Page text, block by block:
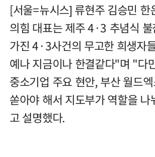
[서울=뉴시스] 류현주 김승민
의힘 대표는 제주 4·3 추념식
가진 4·3사건의 무고한 희생자
예나 지금이나 한결같다"며 "다
중소기업 주요 현안, 부산 월드
쏟아야 해서 지도부가 역할을
고 설명했다.